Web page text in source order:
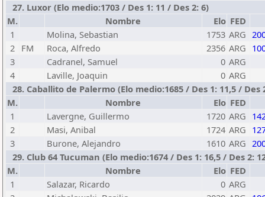
27. Luxor (Elo medio:1703 / Des 1: 11 / Des 2: 6)
M.
Nombre Elo FED
1
Molina, Sebastian 1753 ARG
2 FM Roca, Alfredo 2356 ARG
3
Cadranel, Samuel 0 ARG
4
Laville, Joaquin 0 ARG
28. Caballito de Palermo (Elo medio:1685 / Des 1: 11,5 / Des
M.
Nombre Elo FED
1
Lavergne, Guillermo 1720 ARG
2
Masi, Anibal 1724 ARG
3
Burone, Alejandro 1610 ARG
29. Club 64 Tucuman (Elo medio:1674 / Des 1: 16,5 / Des 2:
M.
Nombre Elo FED
1
Salazar, Ricardo 0 ARG